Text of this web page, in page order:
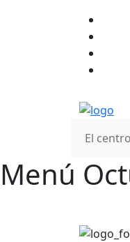
El centro
Menú